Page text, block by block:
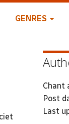
GENRES
Chant
Post
Last